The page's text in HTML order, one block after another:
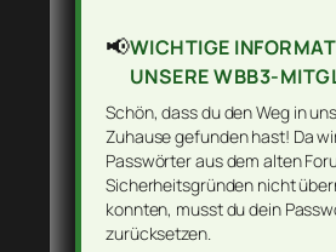
📢WICHTIGE
UNSERE WBB3-
Schön, dass du den Weg in
Zuhause gefunden hast! Da
Passwörter aus dem alten
Sicherheitsgründen nicht
konnten, musst du dein
zurücksetzen.